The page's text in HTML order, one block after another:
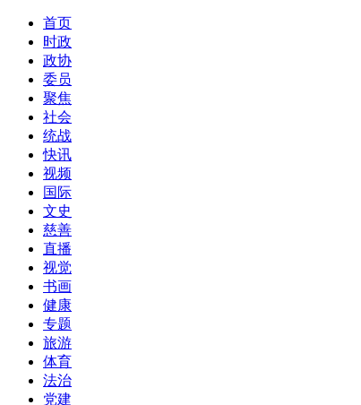
首页
时政
政协
委员
聚焦
社会
统战
快讯
视频
国际
文史
慈善
直播
视觉
书画
健康
专题
旅游
体育
法治
党建